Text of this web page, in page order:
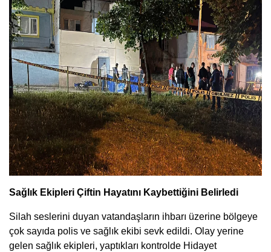
Sağlık Ekipleri Çiftin Hayatını Kaybettiğini Belirledi
Silah seslerini duyan vatandaşların ihbarı üzerine bölgeye
çok sayıda polis ve sağlık ekibi sevk edildi. Olay yerine
gelen sağlık ekipleri, yaptıkları kontrolde Hidayet